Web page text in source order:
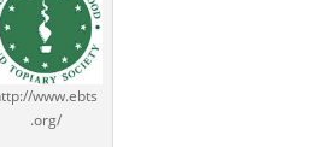
www.ebts
.org/